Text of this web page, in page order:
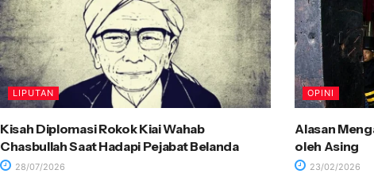
LIPUTAN
Kisah Diplomasi Rokok Kiai Wahab
Chasbullah Saat Hadapi Pejabat Belanda
28/07/2026
OPINI
Alasan
oleh Asing
23/02/2026